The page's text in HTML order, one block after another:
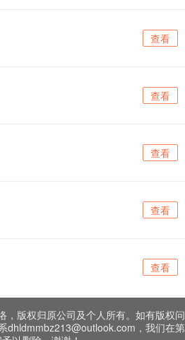
查看
查看
查看
查看
查看
，版权归原公司及个人所有。如有版权问
dhldmmbz213@outlook.com，我们在第